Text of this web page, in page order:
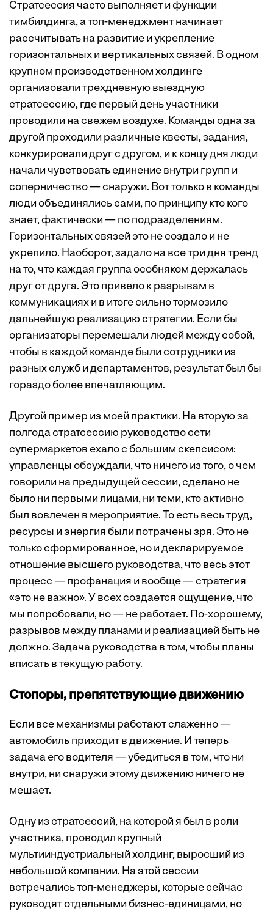
Стратсессия часто выполняет и функции
тимбилдинга, а топ-менеджмент начинает
рассчитывать на развитие и укрепление
горизонтальных и вертикальных связей. В одном
крупном производственном холдинге
организовали трехдневную выездную
стратсессию, где первый день участники
проводили на свежем воздухе. Команды одна за
другой проходили различные квесты, задания,
конкурировали друг с другом, и к концу дня люди
начали чувствовать единение внутри групп и
соперничество — снаружи. Вот только в команды
люди объединялись сами, по принципу кто кого
знает, фактически — по подразделениям.
Горизонтальных связей это не создало и не
укрепило. Наоборот, задало на все три дня тренд
на то, что каждая группа особняком держалась
друг от друга. Это привело к разрывам в
коммуникациях и в итоге сильно тормозило
дальнейшую реализацию стратегии. Если бы
организаторы перемешали людей между собой,
чтобы в каждой команде были сотрудники из
разных служб и департаментов, результат был бы
гораздо более впечатляющим.
Другой пример из моей практики. На вторую за
полгода стратсессию руководство сети
супермаркетов ехало с большим скепсисом:
управленцы обсуждали, что ничего из того, о чем
говорили на предыдущей сессии, сделано не
было ни первыми лицами, ни теми, кто активно
был вовлечен в мероприятие. То есть весь труд,
ресурсы и энергия были потрачены зря. Это не
только сформированное, но и декларируемое
отношение высшего руководства, что весь этот
процесс — профанация и вообще — стратегия
«это не важно». У всех создается ощущение, что
мы попробовали, но — не работает. По-хорошему,
разрывов между планами и реализацией быть не
должно. Задача руководства в том, чтобы планы
вписать в текущую работу.
Стопоры, препятствующие движению
Если все механизмы работают слаженно —
автомобиль приходит в движение. И теперь
задача его водителя — убедиться в том, что ни
внутри, ни снаружи этому движению ничего не
мешает.
Одну из стратсессий, на которой я был в роли
участника, проводил крупный
мультииндустриальный холдинг, выросший из
небольшой компании. На этой сессии
встречались топ-менеджеры, которые сейчас
руководят отдельными бизнес-единицами, но